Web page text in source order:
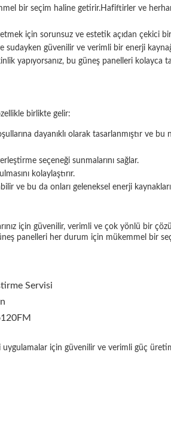
bir seçim haline getirir.Hafiftirler ve
için sorunsuz ve estetik açıdan çekici
güvenilir ve verimli bir enerji
yapıyorsanız, bu güneş panelleri kolayca
birlikte gelir:
dayanıklı olarak tasarlanmıştır ve bu
seçeneği sunmalarını sağlar.
kolaylaştırır.
ve bu da onları geleneksel enerji
için güvenilir, verimli ve çok yönlü bir
panelleri her durum için mükemmel bir
Servisi
için güvenilir ve verimli güç